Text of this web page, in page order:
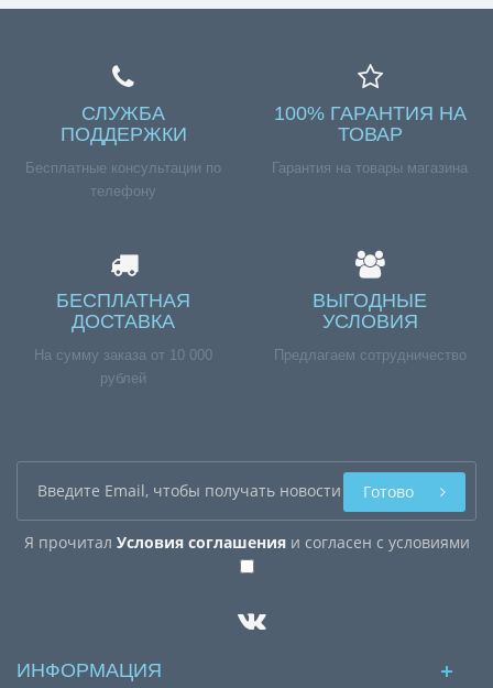
СЛУЖБА
ПОДДЕРЖКИ
Бесплатные консультации по
телефону
100% ГАРАНТИЯ НА
ТОВАР
Гарантия на товары магазина
БЕСПЛАТНАЯ
ДОСТАВКА
На сумму заказа от 10 000
рублей
ВЫГОДНЫЕ
УСЛОВИЯ
Предлагаем сотрудничество
Я прочитал Условия соглашенияи согласен с условиями
Готово
ИНФОРМАЦИЯ